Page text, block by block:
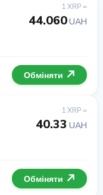
1 XRP =
44.060UAH
Обміняти
1 XRP =
40.33 UAH
Обміняти